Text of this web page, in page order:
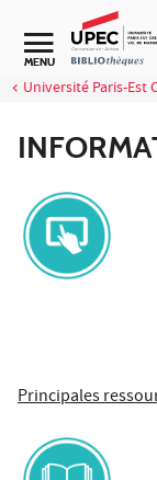
Aller au contenu
Navigation
MENU
Université Paris-Est
Principales